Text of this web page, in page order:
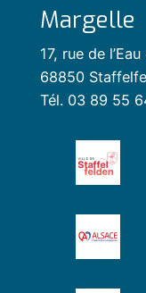
Margelle
17, rue de
68850
Tél. 03 89 55